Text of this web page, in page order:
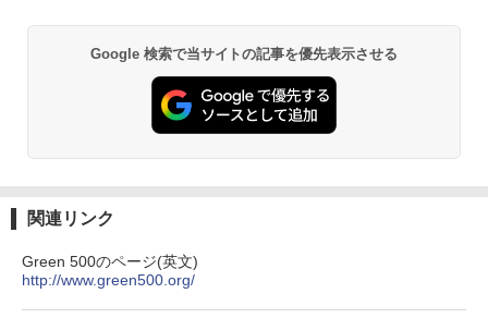
エース)
￥832
クスDIGITAL)
HUNTER×HUNTER モノクロ版 39 (ジャンプ
Google 検索で当サイトの記事を優先表示させる
関連リンク
Green 500のページ(英文)
http://www.green500.org/